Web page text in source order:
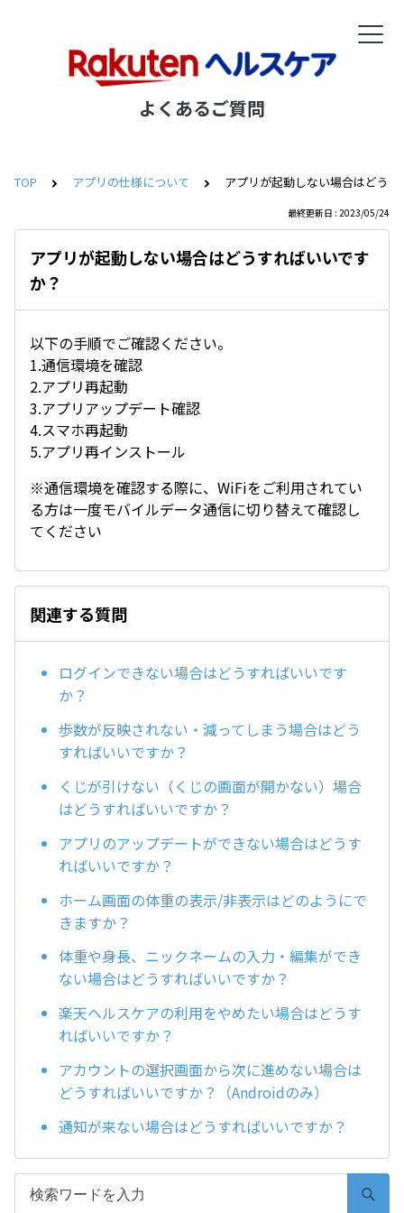
よくあるご質問
TOP アプリの仕様について アプリが起動しない場合はどう
最終更新日 : 2023/05/24
アプリが起動しない場合はどうすればいいです
か？
以下の手順でご確認ください。
1.通信環境を確認
2.アプリ再起動
3.アプリアップデート確認
4.スマホ再起動
5.アプリ再インストール
※通信環境を確認する際に、WiFiをご利用されてい
る方は一度モバイルデータ通信に切り替えて確認し
てください
関連する質問
ログインできない場合はどうすればいいです
か？
歩数が反映されない・減ってしまう場合はどう
すればいいですか？
くじが引けない（くじの画面が開かない）場合
はどうすればいいですか？
アプリのアップデートができない場合はどうす
ればいいですか？
ホーム画面の体重の表示/非表示はどのようにで
きますか？
体重や身長、ニックネームの入力・編集ができ
ない場合はどうすればいいですか？
楽天ヘルスケアの利用をやめたい場合はどうす
ればいいですか？
アカウントの選択画面から次に進めない場合は
どうすればいいですか？（Androidのみ）
通知が来ない場合はどうすればいいですか？